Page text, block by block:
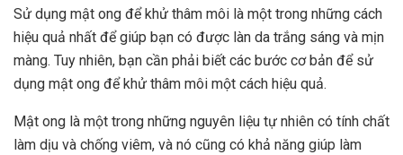
Sử dụng mật ong để khử thâm môi là một trong những cách
hiệu quả nhất để giúp bạn có được làn da trắng sáng và mịn
màng. Tuy nhiên, bạn cần phải biết các bước cơ bản để sử
dụng mật ong để khử thâm môi một cách hiệu quả.
Mật ong là một trong những nguyên liệu tự nhiên có tính chất
làm dịu và chống viêm, và nó cũng có khả năng giúp làm